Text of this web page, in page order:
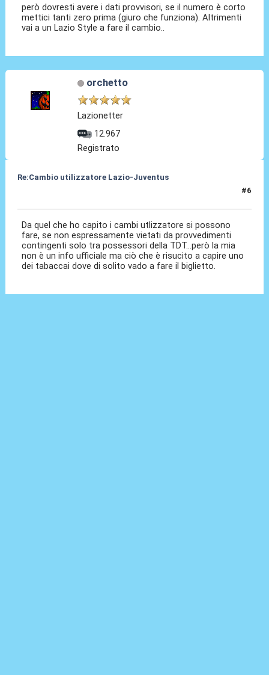
però dovresti avere i dati provvisori, se il numero è corto
mettici tanti zero prima (giuro che funziona). Altrimenti
vai a un Lazio Style a fare il cambio..
orchetto
Lazionetter
12.967
Registrato
Re:Cambio utilizzatore Lazio-Juventus
#6
Da quel che ho capito i cambi utlizzatore si possono
fare, se non espressamente vietati da provvedimenti
contingenti solo tra possessori della TDT...però la mia
non è un info ufficiale ma ciò che è risucito a capire uno
dei tabaccai dove di solito vado a fare il biglietto.